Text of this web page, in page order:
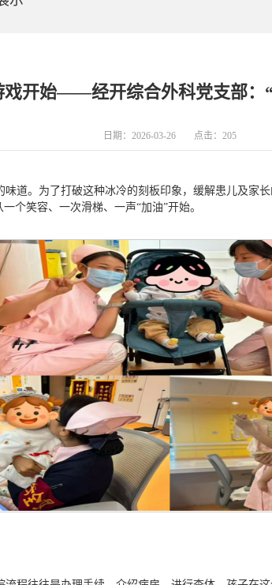
戏开始——经开综合外科党支部：
日期：2026-03-26 点击： 205
道。为了打破这种冰冷的刻板印象，缓解患儿及家
个笑容、一次滑梯、一声“加油”开始。